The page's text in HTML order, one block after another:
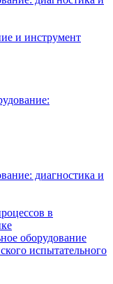
и инструмент
диагностика и
в
оборудование
испытательного